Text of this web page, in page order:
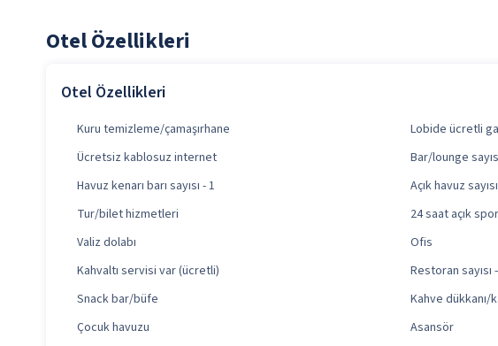
Otel Özellikleri
Otel Özellikleri
Kuru temizleme/çamaşırhane Lobide ücretli
Ücretsiz kablosuz internet
Bar/lounge
Havuz kenarı barı sayısı - 1
Açık havuz
Tur/bilet hizmetleri
24 saat açık
Valiz dolabı
Ofis
Kahvaltı servisi var (ücretli)
Restoran sayısı
Snack bar/büfe
Kahve dükkanı/
Çocuk havuzu
Asansör